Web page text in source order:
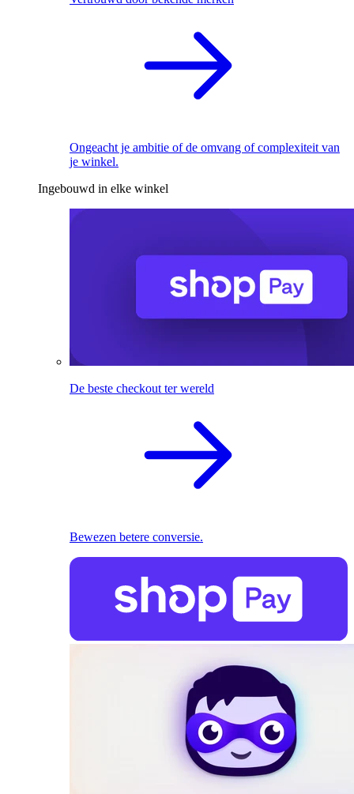
Ongeacht je ambitie of de omvang of complexiteit van
je winkel.
Ingebouwd in elke winkel
De beste checkout ter wereld
Bewezen betere conversie.